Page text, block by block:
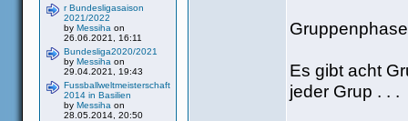
r Bundesligasaison
2021/2022
by Messiha on
26.06.2021, 16:11
Bundesliga2020/2021
by Messiha on
29.04.2021, 19:43
Fussballweltmeisterschaft
2014 in Basilien
by Messiha on
28.05.2014, 20:50
Es gibt acht
jeder Grup . . .